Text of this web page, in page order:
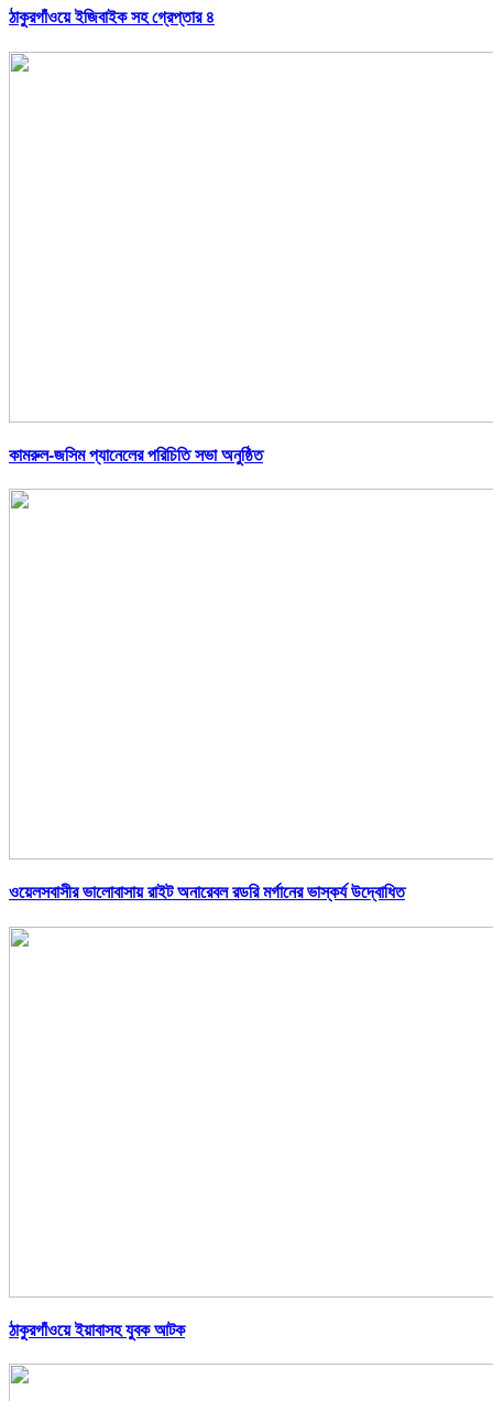
ঠাকুরগাঁওয়ে ইজিবাইক সহ গ্রেপ্তার ৪
কামরুল-জসিম প্যানেলের পরিচিতি সভা অনুষ্ঠিত
ওয়েলসবাসীর ভালোবাসায় রাইট অনারেবল রডরি মর্গানের ভাস্কর্য উদ্বোধিত
ঠাকুরগাঁওয়ে ইয়াবাসহ যুবক আটক